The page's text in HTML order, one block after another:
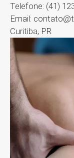
Telefone: (41)
Email:
Curitiba, PR